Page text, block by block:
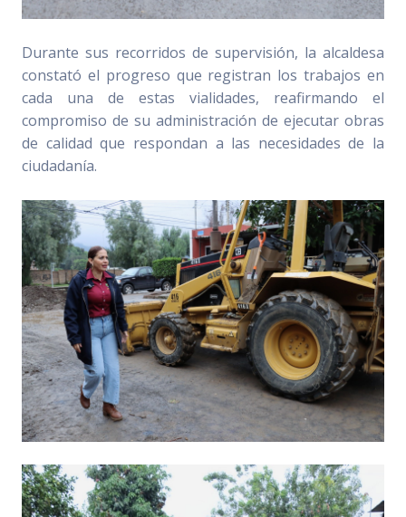
Durante sus recorridos de supervisión, la alcaldesa
constató el progreso que registran los trabajos en
cada una de estas vialidades, reafirmando el
compromiso de su administración de ejecutar obras
de calidad que respondan a las necesidades de la
ciudadanía.